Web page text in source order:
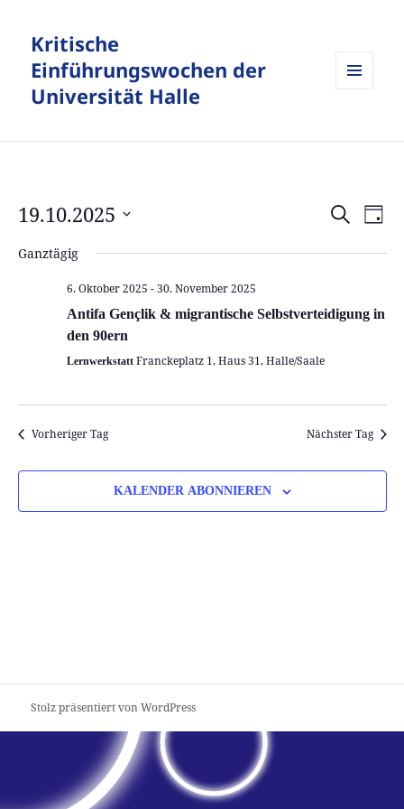
Kritische
Einführungswochen der
Universität Halle
und
SUCHE
TAG
19.10.2025
wählen.
Ganztägig
6. Oktober 2025 -30. November 2025
Antifa Gençlik & migrantische Selbstverteidigung in
den 90ern
Lernwerkstatt Franckeplatz 1, Haus 31, Halle/Saale
Vorheriger Tag Nächster Tag
KALENDER ABONNIEREN
Stolz präsentiert von WordPress